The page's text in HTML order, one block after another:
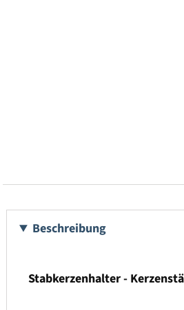
Beschreibung
Stabkerzenhalter -